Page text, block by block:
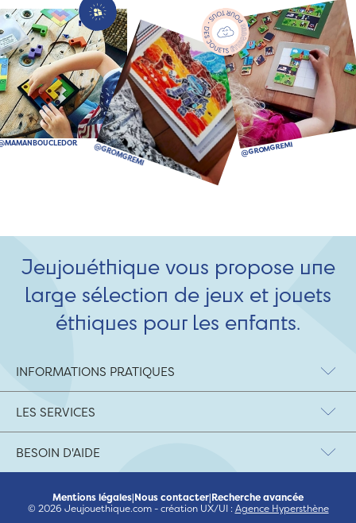
Jeujouéthique vous propose une
large sélection de jeux et jouets
éthiques pour les enfants.
INFORMATIONS PRATIQUES
LES SERVICES
BESOIN D'AIDE
Mentions légales|Nous contacter|Recherche avancée
© 2026 Jeujouethique.com - création UX/UI : Agence Hypersthène